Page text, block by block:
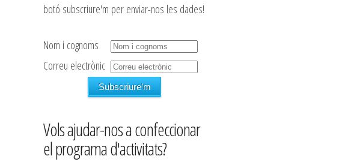
botó subscriure'm per enviar-nos les dades!
Nom i cognoms
Correu electrònic
Vols ajudar-nos a confeccionar
el programa d'activitats?